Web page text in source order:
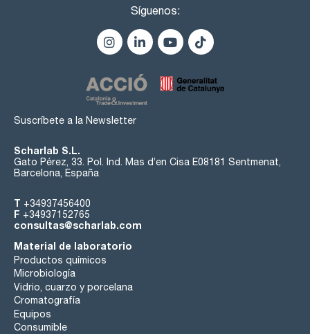
- Ventilación forzada que reduce el incremento de
Digicen 22 R con sistema de refrigeración
- Mantiene la refrigeracio´n tras finalizar el proceso de
- Garantiza 4°C a máximas R.P.M.
- Regulación de la temperatura de -20°C (-4°F) a 40°C (104°F)
en pasos de 1°C.
- Sensor de temperatura en el interior de la cámara.
- Gas R 449A HFO (libre de CFC).
Síguenos:
Suscríbete a la Newsletter
Scharlab S.L.
Gato Pérez, 33. Pol. Ind. Mas d’en Cisa E08181 Sentmenat,
Barcelona, España
T +34937456400
F +34937152765
consultas@scharlab.com
Material de laboratorio
Productos químicos
Microbiología
Vidrio, cuarzo y porcelana
Cromatografía
Equipos
Consumible